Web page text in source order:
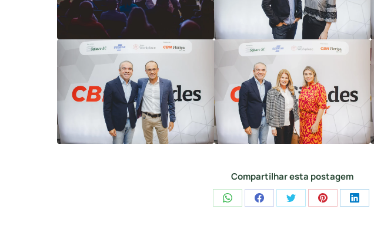
Compartilhar esta postagem
Share Share Share Share Share